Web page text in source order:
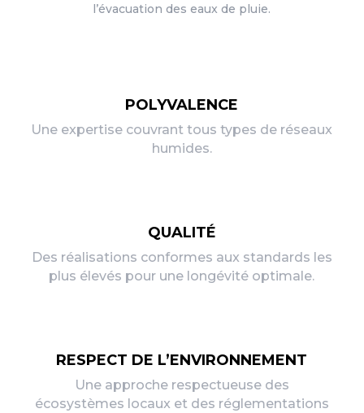
l’évacuation des eaux de pluie.
POLYVALENCE
Une expertise couvrant tous types de réseaux
humides.
QUALITÉ
Des réalisations conformes aux standards les
plus élevés pour une longévité optimale.
RESPECT DE L’ENVIRONNEMENT
Une approche respectueuse des
écosystèmes locaux et des réglementations